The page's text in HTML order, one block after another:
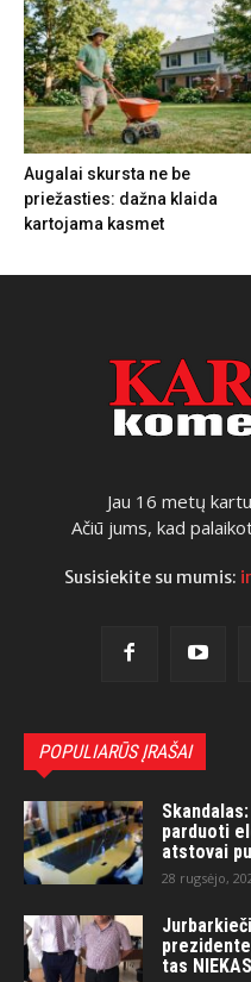
Augalai skursta ne be
priežasties: dažna klaida
kartojama kasmet
Jau 16 metų
Ačiū jums, kad
Susisiekite su mumis:
POPULIARŪS ĮRAŠAI
parduoti
atstovai
28 rugsėjo,
tas